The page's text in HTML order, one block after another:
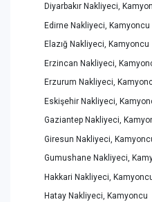
Diyarbakır Nakliyeci,
Edirne Nakliyeci, Kamyoncu
Elazığ Nakliyeci, Kamyoncu
Erzincan Nakliyeci,
Erzurum Nakliyeci,
Eskişehir Nakliyeci,
Gaziantep Nakliyeci,
Giresun Nakliyeci,
Gumushane Nakliyeci,
Hakkari Nakliyeci,
Hatay Nakliyeci, Kamyoncu